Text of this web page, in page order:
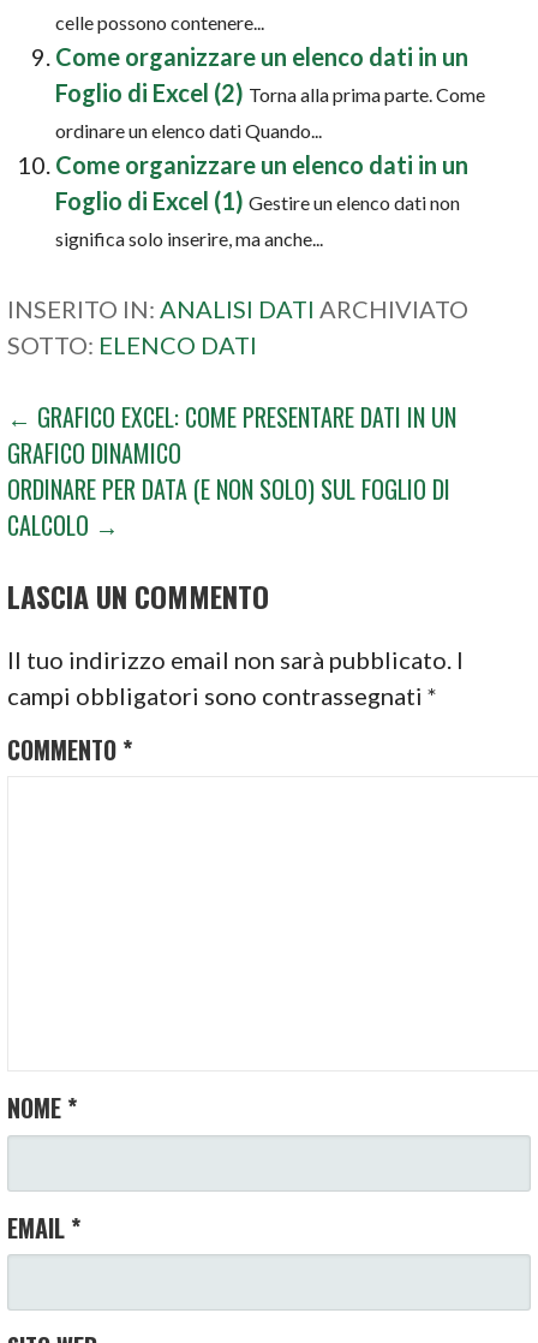
celle possono contenere...
Come organizzare un elenco dati in un
Foglio di Excel (2) Torna alla prima parte. Come
ordinare un elenco dati Quando...
Come organizzare un elenco dati in un
Foglio di Excel (1) Gestire un elenco dati non
significa solo inserire, ma anche...
INSERITO IN: ANALISI DATI ARCHIVIATO
SOTTO: ELENCO DATI
NAVIGAZIONE
ARTICOLI
← GRAFICO EXCEL: COME PRESENTARE DATI IN UN
GRAFICO DINAMICO
ORDINARE PER DATA (E NON SOLO) SUL FOGLIO DI
CALCOLO →
LASCIA UN COMMENTO
Il tuo indirizzo email non sarà pubblicato. I
campi obbligatori sono contrassegnati*
COMMENTO *
NOME *
EMAIL *